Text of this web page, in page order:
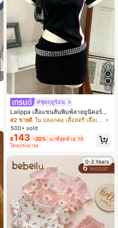
7
#ชุดฤดูร้อน
Lalippa เสื้อแขนสั้นพิมพ์ลายยูนิคอร์นล
ายทางสีตัดกันสำหรับผู้หญิง สไตล์วิทย
าลัย
#2 ขายดี
ใน ปลอกคอ เสื้อสตรี เสื้อเบลาส์ & Tee
500+ sold
฿143 -20% นาทีสุดท้าย 18
โดยประมาณ
0-3 Years